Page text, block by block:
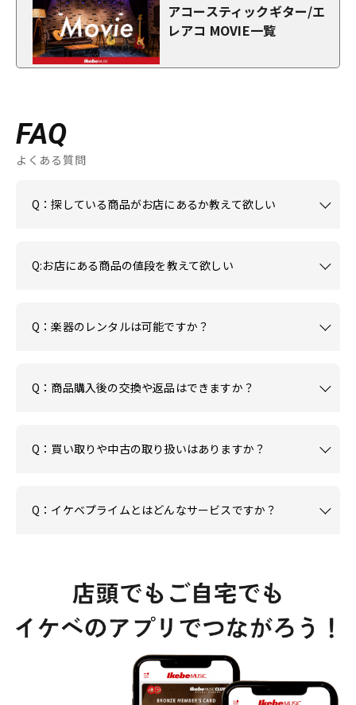
アコースティックギター/エ
レアコ MOVIE一覧
FAQ
よくある質問
Q：探している商品がお店にあるか教えて欲しい
Q:お店にある商品の値段を教えて欲しい
Q：楽器のレンタルは可能ですか？
Q：商品購入後の交換や返品はできますか？
Q：買い取りや中古の取り扱いはありますか？
Q：イケベプライムとはどんなサービスですか？